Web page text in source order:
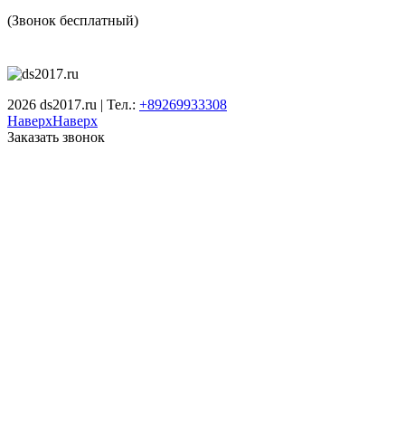
(Звонок бесплатный)
2026 ds2017.ru | Тел.: +89269933308
НаверхНаверх
Заказать звонок